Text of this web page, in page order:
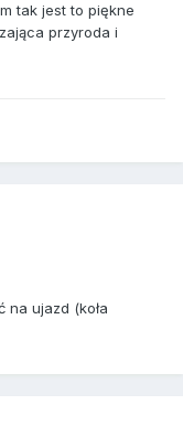
tak jest to piękne
przyroda i
na ujazd (koła